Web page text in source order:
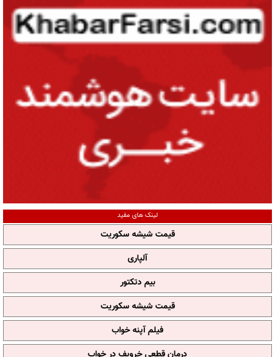
لینک های مفید
قیمت شیشه سکوریت
آلپاری
بیم دتکتور
قیمت شیشه سکوریت
فیلم آپنه خواب